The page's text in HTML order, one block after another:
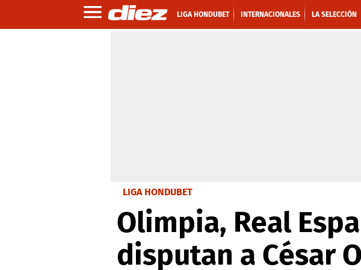
LIGA HONDUBET INTERNACIONALES LA SELECCIÓN
LIGA HONDUBET
Olimpia, Real
disputan a César